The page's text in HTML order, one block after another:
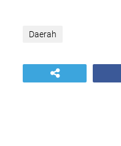
Daerah